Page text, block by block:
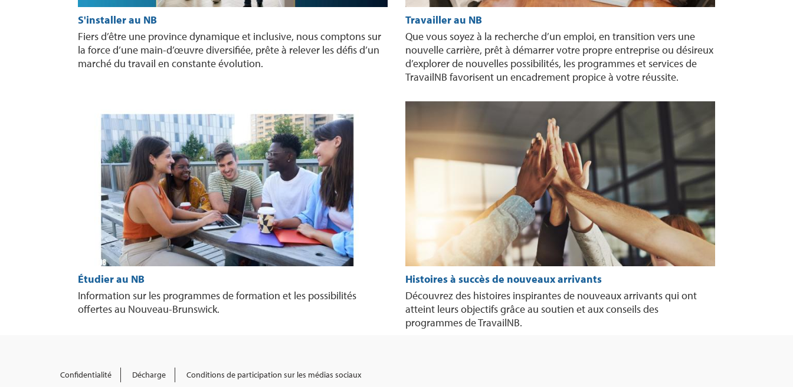
S'installer au NB
Fiers d’être une province dynamique et inclusive, nous comptons sur
la force d’une main-d’œuvre diversifiée, prête à relever les défis d’un
marché du travail en constante évolution.
Travailler au NB
Que vous soyez à la recherche d’un emploi, en transition vers une
nouvelle carrière, prêt à démarrer votre propre entreprise ou désireux
d’explorer de nouvelles possibilités, les programmes et services de
TravailNB favorisent un encadrement propice à votre réussite.
Étudier au NB
Information sur les programmes de formation et les possibilités
offertes au Nouveau-Brunswick.
Histoires à succès de nouveaux arrivants
Découvrez des histoires inspirantes de nouveaux arrivants qui ont
atteint leurs objectifs grâce au soutien et aux conseils des
programmes de TravailNB.
Confidentialité Décharge Conditions de participation sur les médias sociaux